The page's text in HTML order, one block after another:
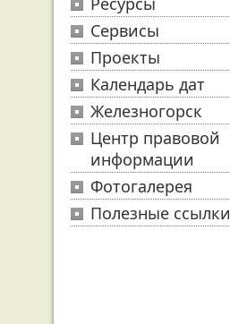
Сервисы
Проекты
Календарь дат
Железногорск
Центр правовой
информации
Фотогалерея
Полезные ссылки